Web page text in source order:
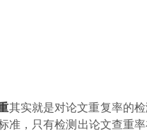
其实就是对论文重复率的
准，只有检测出论文查重